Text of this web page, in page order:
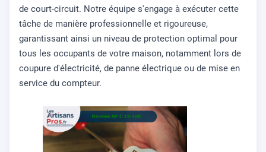
de court-circuit. Notre équipe s'engage à exécuter cette
tâche de manière professionnelle et rigoureuse,
garantissant ainsi un niveau de protection optimal pour
tous les occupants de votre maison, notamment lors de
coupure d'électricité, de panne électrique ou de mise en
service du compteur.